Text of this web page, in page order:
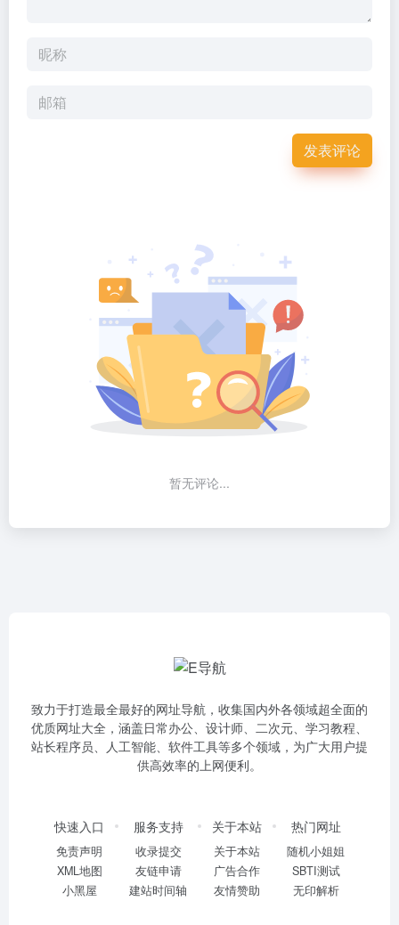
发表评论
暂无评论...
致力于打造最全最好的网址导航，收集国内外各领域超全面的
优质网址大全，涵盖日常办公、设计师、二次元、学习教程、
站长程序员、人工智能、软件工具等多个领域，为广大用户提
供高效率的上网便利。
快速入口
免责声明
XML地图
小黑屋
服务支持
收录提交
友链申请
建站时间轴
关于本站
关于本站
广告合作
友情赞助
热门网址
随机小姐姐
SBTI测试
无印解析